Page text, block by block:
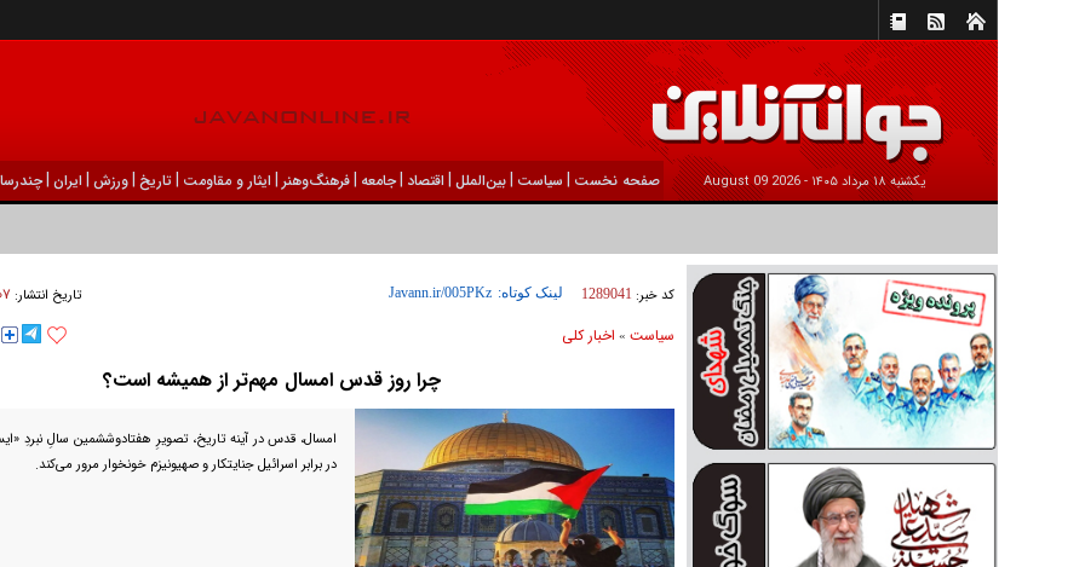
يکشنبه ۱۸ مرداد ۱۴۰۵ - 2026 August 09 صفحه نخست | سیاست |بين‌الملل | اقتصاد |جامعه |فرهنگ‌و‌هنر | ایثار و مقاومت |تاریخ |ورزش | ايران |
کد خبر: 1289041 لینک کوتاه: تاریخ انتشار: ۰۷ فروردين
سیاست» اخبار کلی
چرا روز قدس امسال مهم‌تر از همیشه است؟
امسال، قدس در آینه‌ تاریخ، تصویرِ هفتادوششمین سالِ نبردِ
در برابر اسرائیل جنایتکار و صهیونیزم خونخوار مرور می‌کند.